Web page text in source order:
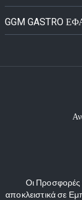
GGM GASTRO
Οι Προσφορές
αποκλειστικά σε